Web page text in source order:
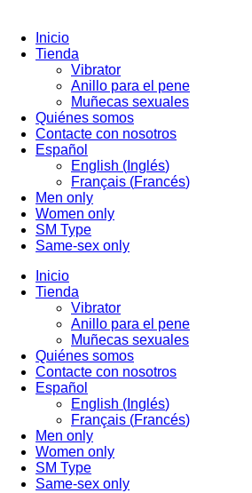
contentInicio
Tienda
Vibrator
Anillo para el pene
Muñecas sexuales
Quiénes somos
Contacte con nosotros
Español
English ( Inglés)
Français (Francés)
Men only
Women only
SM Type
Same-sex only
Inicio
Tienda
Vibrator
Anillo para el pene
Muñecas sexuales
Quiénes somos
Contacte con nosotros
Español
English ( Inglés)
Français (Francés)
Men only
Women only
SM Type
Same-sex only